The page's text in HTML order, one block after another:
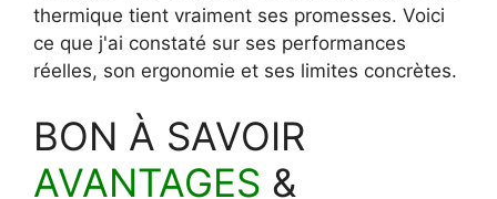
thermique tient vraiment ses promesses. Voici
ce que j'ai constaté sur ses performances
réelles, son ergonomie et ses limites concrètes.
BON À SAVOIR
AVANTAGES &